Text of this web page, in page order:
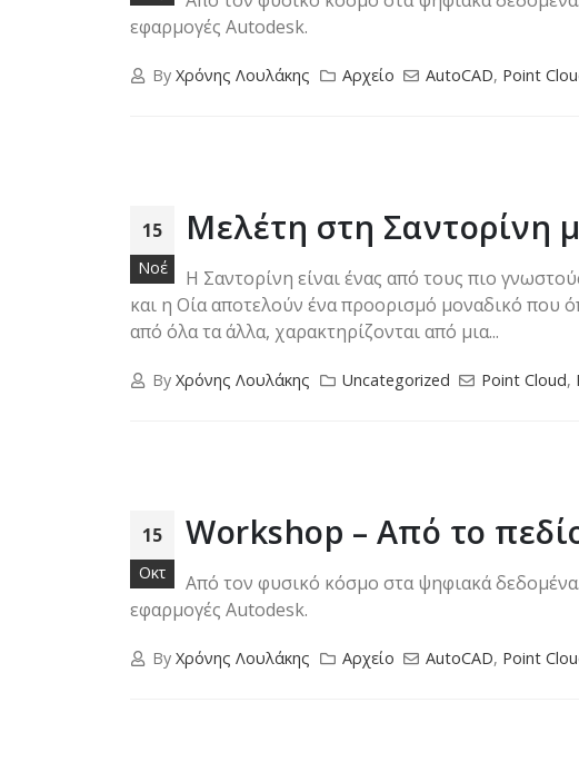
εφαρμογές Autodesk.
ByΧρόνης Λουλάκης Αρχείο AutoCAD, Point
15
Νοέ
Μελέτη στη Σαντορίνη
Η Σαντορίνη είναι ένας από τους πιο
και η Οία αποτελούν ένα προορισμό μοναδικό που
από όλα τα άλλα, χαρακτηρίζονται από μια...
ByΧρόνης Λουλάκης Uncategorized Point Cloud,
15
Οκτ
Workshop – Από το
Από τον φυσικό κόσμο στα ψηφιακά
εφαρμογές Autodesk.
ByΧρόνης Λουλάκης Αρχείο AutoCAD, Point